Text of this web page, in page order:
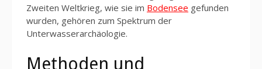
Zweiten Weltkrieg, wie sie im Bodensee gefunden
wurden, gehören zum Spektrum der
Unterwasserarchäologie.
Methoden und